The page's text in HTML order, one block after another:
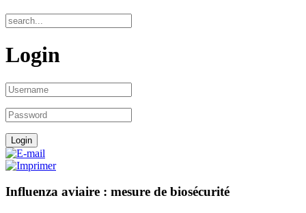
Login
Influenza aviaire : mesure de biosécurité